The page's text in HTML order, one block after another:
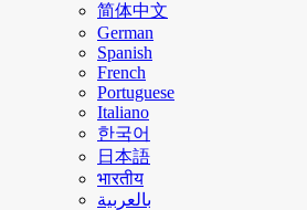
简体中文
German
Spanish
French
Portuguese
Italiano
한국어
日本語
भारतीय
بالعربية